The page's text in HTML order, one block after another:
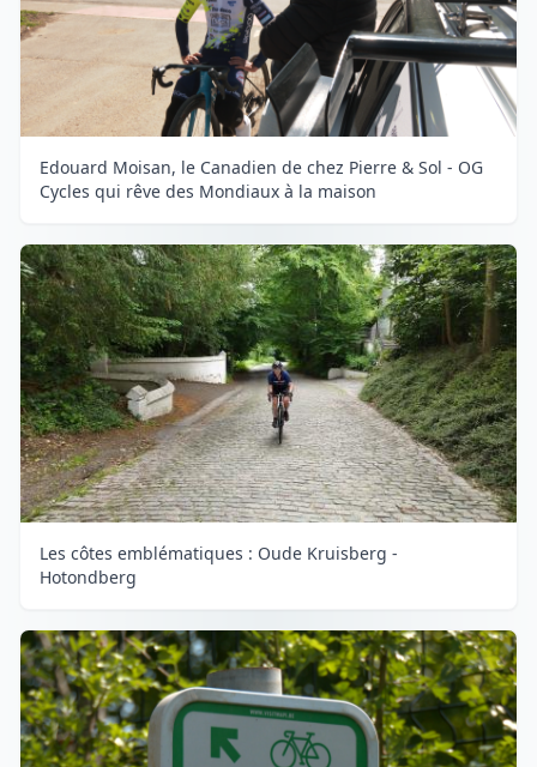
Edouard Moisan, le Canadien de chez Pierre & Sol - OG
Cycles qui rêve des Mondiaux à la maison
Les côtes emblématiques : Oude Kruisberg -
Hotondberg